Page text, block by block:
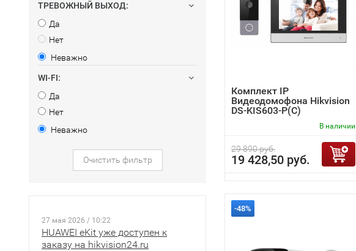
ТРЕВОЖНЫЙ ВЫХОД:
Да
Нет
Неважно
WI-FI:
Да
Нет
Неважно
Очистить фильтр
27 мая 2026 / 10:22
HUAWEI eKit уже доступен к
заказу на hikvision24.ru
Комплект IP
Видеодомофона Hikvision
DS-KIS603-P(C)
В наличии
29 890 руб.
19 428,50 руб.
-48%